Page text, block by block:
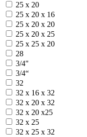
25 х 20
25 х 20 х 16
25 х 20 х 20
25 х 20 х 25
25 х 25 х 20
28
3/4"
3/4“
32
32 х 16 х 32
32 х 20 х 32
32 х 20 х25
32 х 25
32 х 25 х 32